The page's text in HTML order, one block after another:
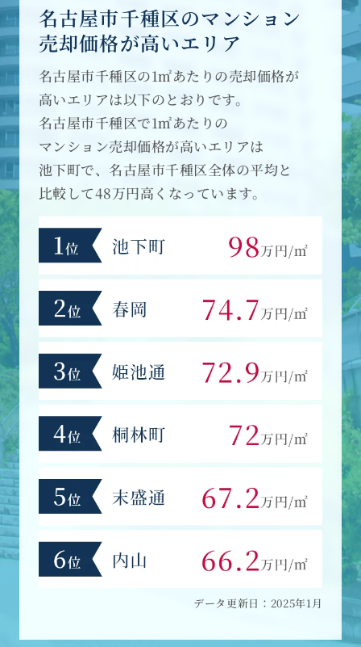
名古屋市千種区のマンション
売却価格が高いエリア
名古屋市千種区の1㎡あたりの売却価格が
高いエリアは以下のとおりです。
名古屋市千種区で1㎡あたりの
マンション売却価格が高いエリアは
池下町で、名古屋市千種区全体の平均と
比較して48万円高くなっています。
データ更新日：2025年1月